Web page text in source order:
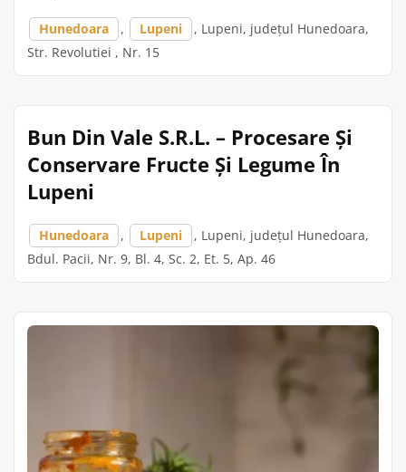
Hunedoara , Lupeni
, Lupeni, județul Hunedoara,
Str. Revolutiei , Nr. 15
Bun Din Vale S.R.L. – Procesare Și
Conservare Fructe Și Legume În
Lupeni
Hunedoara , Lupeni
, Lupeni, județul Hunedoara,
Bdul. Pacii, Nr. 9, Bl. 4, Sc. 2, Et. 5, Ap. 46